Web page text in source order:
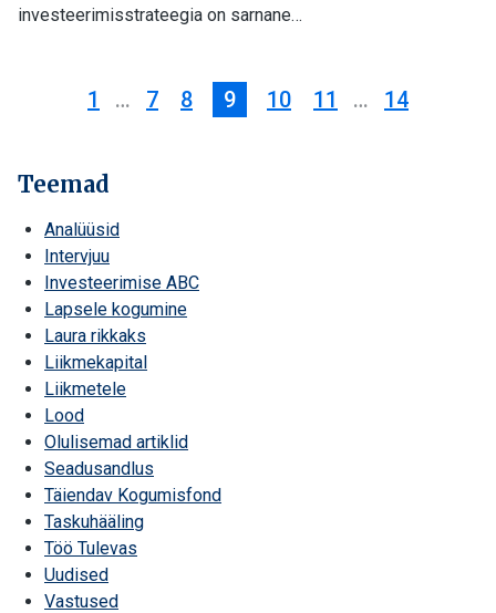
investeerimisstrateegia on sarnane…
1 … 7 8 9 10 11 … 14
Teemad
Analüüsid
Intervjuu
Investeerimise ABC
Lapsele kogumine
Laura rikkaks
Liikmekapital
Liikmetele
Lood
Olulisemad artiklid
Seadusandlus
Täiendav Kogumisfond
Taskuhääling
Töö Tulevas
Uudised
Vastused